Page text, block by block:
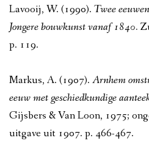
Lavooij, W. (1990). Twee
Jongere bouwkunst vanaf 1840.
p. 119.
Markus, A. (1907). Arnhem
eeuw met geschiedkundige
Gijsbers & Van Loon, 1975;
uitgave uit 1907. p. 466-467.